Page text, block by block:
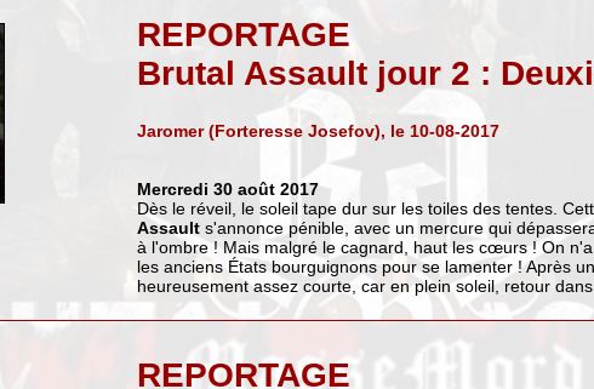
REPORTAGE
Brutal Assault jour 2 :
Jaromer (Forteresse Josefov), le 10-08-2017
Mercredi 30 août 2017
Dès le réveil, le soleil tape dur sur les toiles des tentes.
Assaults'annonce pénible, avec un mercure qui
à l'ombre ! Mais malgré le cagnard, haut les cœurs ! On
les anciens États bourguignons pour se lamenter ! Après
heureusement assez courte, car en plein soleil, retour
REPORTAGE